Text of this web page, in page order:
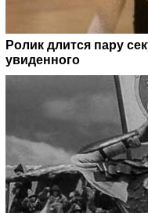
Ролик длится пару
увиденного